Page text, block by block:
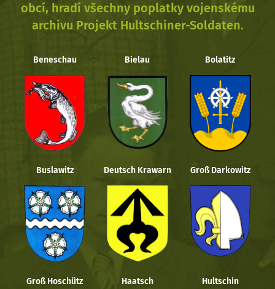
obcí, hradí všechny poplatky vojenskému
archivu Projekt Hultschiner-Soldaten.
Beneschau Bielau Bolatitz
Buslawitz Deutsch Krawarn Groß Darkowitz
Groß Hoschütz Haatsch Hultschin